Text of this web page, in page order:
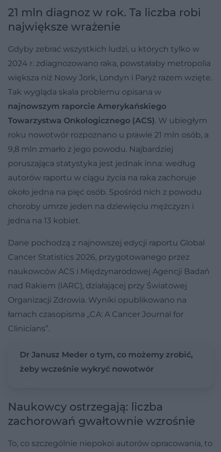
21 mln diagnoz w rok. Ta liczba robi
największe wrażenie
Gdyby zebrać wszystkich ludzi, u których tylko w
2024 r. zdiagnozowano raka, powstałaby metropolia
większa niż Nowy Jork, Londyn i Paryż razem wzięte.
Tak wygląda skala problemu opisana w
najnowszym raporcie Amerykańskiego
Towarzystwa Onkologicznego (ACS). W ubiegłym
roku nowotwór rozpoznano u prawie 21 mln osób, a
9,8 mln zmarło z jego powodu. Najbardziej
poruszająca statystyka jest jednak inna: według
autorów raportu w ciągu życia na raka zachoruje
około jedna na pięć osób. Spośród nich z powodu
choroby umrze jeden na dziewięciu mężczyzn i
jedna na 13 kobiet.
Dane pochodzą z najnowszej edycji raportu Global
Cancer Statistics 2026, przygotowanego przez
naukowców ACS i Międzynarodowej Agencji Badań
nad Rakiem (IARC), działającej przy Światowej
Organizacji Zdrowia. Wyniki opublikowano na
łamach czasopisma „CA: A Cancer Journal for
Clinicians”.
Dr Janusz Meder o tym, co możemy zrobić,
żeby wcześnie wykryć nowotwór
Naukowcy ostrzegają: liczba
zachorowań gwałtownie wzrośnie
To, co szczególnie niepokoi autorów opracowania, to